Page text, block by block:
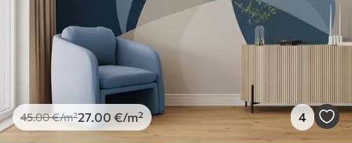
45.00€/m²27.00 €/m² 4